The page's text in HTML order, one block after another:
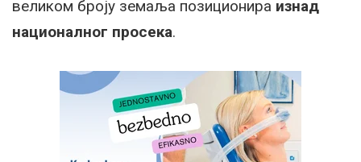
великом броју земаља позиционира изнад
националног просека.